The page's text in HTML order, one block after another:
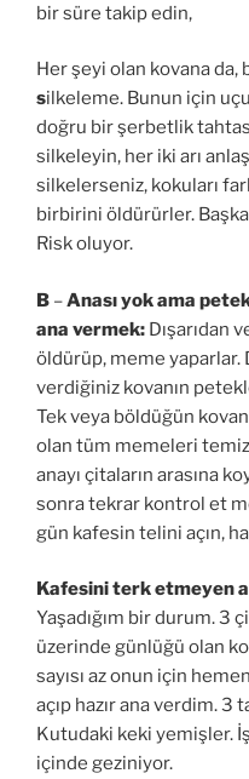
bir süre takip edin,
Her şeyi olan kovana da,
silkeleme. Bunun için
doğru bir şerbetlik
silkeleyin, her iki arı
silkelerseniz, kokuları
birbirini öldürürler.
Risk oluyor.
B –Anası yok ama
ana vermek: Dışarıdan
öldürüp, meme yaparlar.
verdiğiniz kovanın
Tek veya böldüğün
olan tüm memeleri
anayı çitaların arasına
sonra tekrar kontrol et
gün kafesin telini açın,
Kafesini terk etmeyen
Yaşadığım bir durum. 3
üzerinde günlüğü olan
sayısı az onun için
açıp hazır ana verdim.
Kutudaki keki yemişler.
içinde geziniyor.